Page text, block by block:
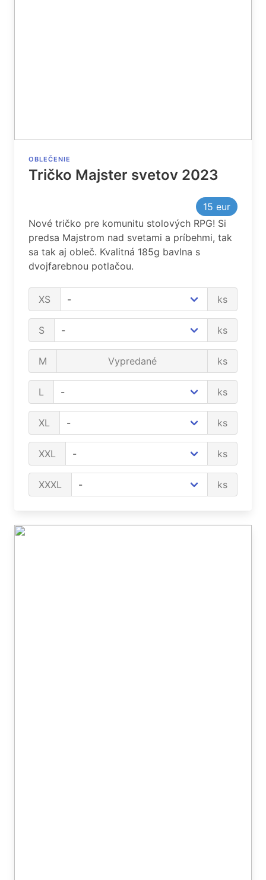
OBLEČENIE
Tričko Majster svetov 2023
15 eur
Nové tričko pre komunitu stolových RPG! Si
predsa Majstrom nad svetami a príbehmi, tak
sa tak aj obleč. Kvalitná 185g bavlna s
dvojfarebnou potlačou.
XS ks
S ks
M Vypredané ks
L ks
XL ks
XXL ks
XXXL ks